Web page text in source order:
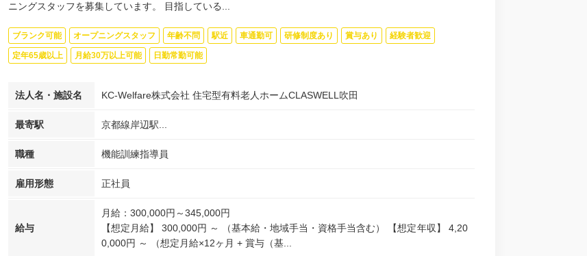
ニングスタッフを募集しています。 目指している...
ブランク可能 オープニングスタッフ 年齢不問 駅近 車通勤可 研修制度あり 賞与あり 経験者歓迎
定年65歳以上 月給30万以上可能 日勤常勤可能
法人名・施設名 KC-Welfare株式会社 住宅型有料老人ホームCLASWELL吹田
最寄駅 京都線岸辺駅...
職種 機能訓練指導員
雇用形態 正社員
給与
月給：300,000円～345,000円
【想定月給】 300,000円 ～ （基本給・地域手当・資格手当含む） 【想定年収】 4,20
0,000円 ～ （想定月給×12ヶ月 + 賞与（基...